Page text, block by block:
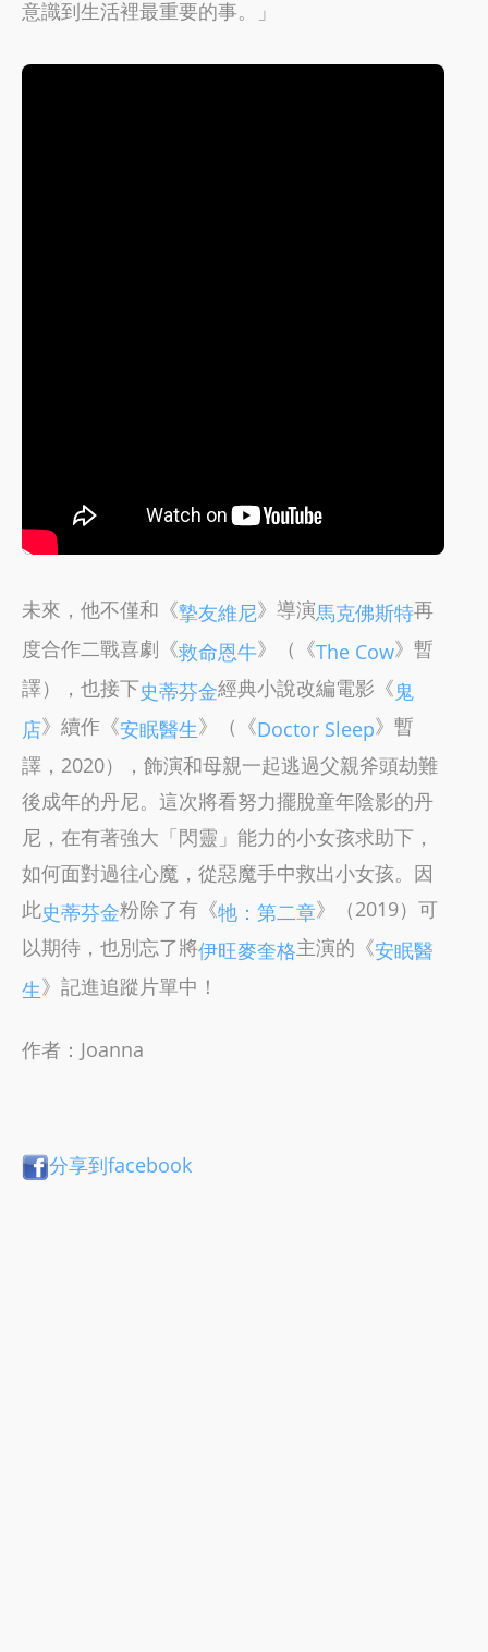
意識到生活裡最重要的事。」
未來，他不僅和《摯友維尼》導演馬克佛斯特再
度合作二戰喜劇《救命恩牛》（《The Cow》暫
譯），也接下史蒂芬金經典小說改編電影《鬼
店》續作《安眠醫生》（《Doctor Sleep》暫
譯，2020），飾演和母親一起逃過父親斧頭劫難
後成年的丹尼。這次將看努力擺脫童年陰影的丹
尼，在有著強大「閃靈」能力的小女孩求助下，
如何面對過往心魔，從惡魔手中救出小女孩。因
此史蒂芬金粉除了有《牠：第二章》（2019）可
以期待，也別忘了將伊旺麥奎格主演的《安眠醫
生》記進追蹤片單中！
作者：Joanna
分享到facebook